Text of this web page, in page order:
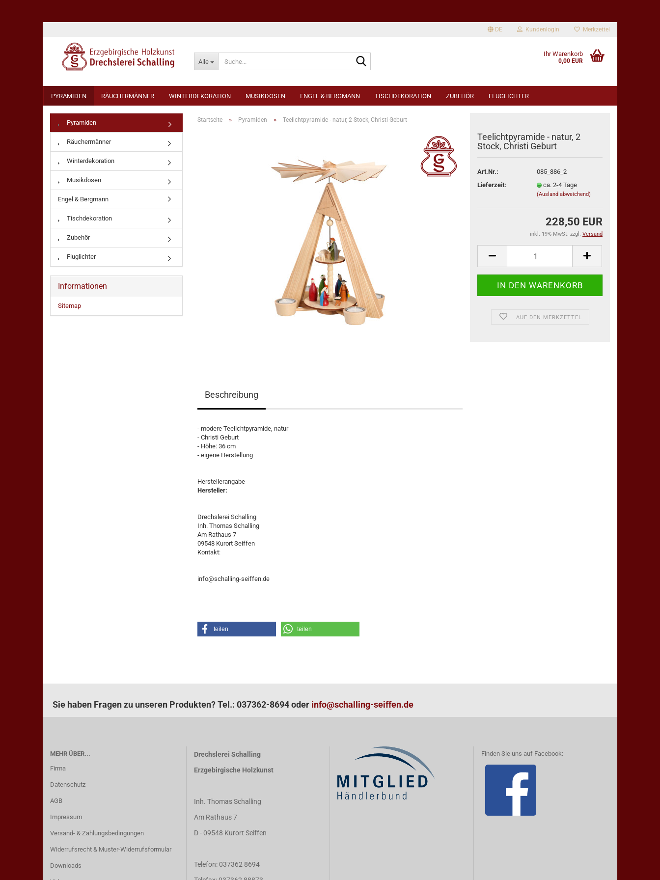
DE Kundenlogin
Konto erstellen
Passwort vergessen?
Merkzettel
Alle
Ihr Warenkorb
0,00 EUR
PYRAMIDEN RÄUCHERMÄNNER WINTERDEKORATION MUSIKDOSEN ENGEL & BERGMANN TISCHDEKORATION ZUBEHÖR FLUGLICHTER
Startseite » Pyramiden » Teelichtpyramide - natur, 2 Stock, Christi Geburt
Teelichtpyramide - natur, 2
Stock, Christi Geburt
Art.Nr.:
085_886_2
Lieferzeit:
ca. 2-4 Tage
(Ausland abweichend)
228,50 EUR
inkl. 19% MwSt. zzgl. Versand
AUF DEN MERKZETTEL
Beschreibung
- modere Teelichtpyramide, natur
- Christi Geburt
- Höhe: 36 cm
- eigene Herstellung
Herstellerangabe
Hersteller:
Drechslerei Schalling
Inh. Thomas Schalling
Am Rathaus 7
09548 Kurort Seiffen
Kontakt:
info@schalling-seiffen.de
teilen teilen
Pyramiden
Räuchermänner
Winterdekoration
Musikdosen
Engel & Bergmann
Tischdekoration
Zubehör
Fluglichter
Informationen
Sitemap
Sie haben Fragen zu unseren Produkten? Tel.: 037362-8694 oder info@schalling-seiffen.de
MEHR ÜBER...
Firma
Datenschutz
AGB
Impressum
Versand- & Zahlungsbedingungen
Widerrufsrecht & Muster-Widerrufsformular
Downloads
Drechslerei Schalling
Erzgebirgische Holzkunst
Inh. Thomas Schalling
Am Rathaus 7
D - 09548 Kurort Seiffen
Telefon: 037362 8694
Finden Sie uns auf Facebook: